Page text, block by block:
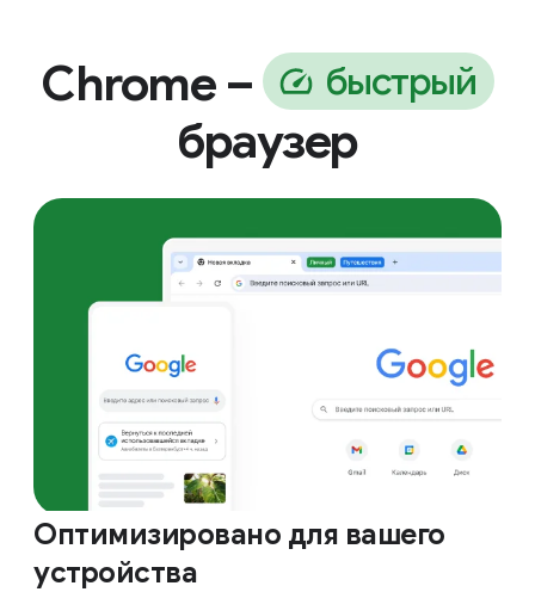
Chrome – быстрый
браузер
Оптимизировано для вашего
устройства